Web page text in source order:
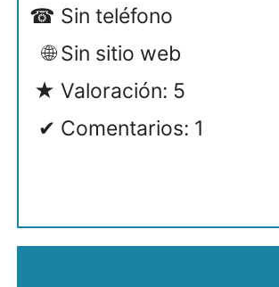
Sin teléfono
Sin sitio web
Valoración: 5
Comentarios: 1